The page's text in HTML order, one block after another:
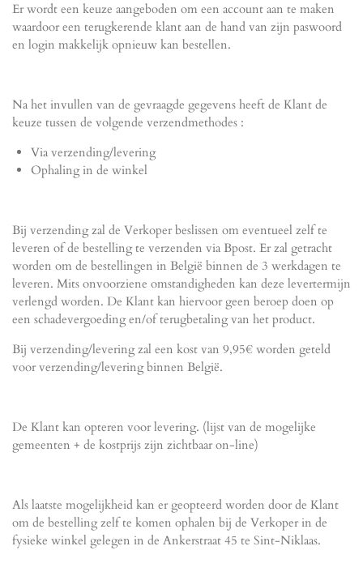
Er wordt een keuze aangeboden om een account aan te maken
waardoor een terugkerende klant aan de hand van zijn paswoord
en login makkelijk opnieuw kan bestellen.
Na het invullen van de gevraagde gegevens heeft de Klant de
keuze tussen de volgende verzendmethodes :
Via verzending/levering
Ophaling in de winkel
Bij verzending zal de Verkoper beslissen om eventueel zelf te
leveren of de bestelling te verzenden via Bpost. Er zal getracht
worden om de bestellingen in België binnen de 3 werkdagen te
leveren. Mits onvoorziene omstandigheden kan deze levertermijn
verlengd worden. De Klant kan hiervoor geen beroep doen op
een schadevergoeding en/of terugbetaling van het product.
Bij verzending/levering zal een kost van 9,95€ worden geteld
voor verzending/levering binnen België.
De Klant kan opteren voor levering. (lijst van de mogelijke
gemeenten + de kostprijs zijn zichtbaar on-line)
Als laatste mogelijkheid kan er geopteerd worden door de Klant
om de bestelling zelf te komen ophalen bij de Verkoper in de
fysieke winkel gelegen in de Ankerstraat 45 te Sint-Niklaas.